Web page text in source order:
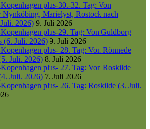
plus-30.-32. Tag: Von
Nynköbing, Marielyst, Rostock nach
2026) 9. Juli 2026
plus-29. Tag: Von Guldborg
(6. Juli. 2026) 9. Juli 2026
plus- 28. Tag: Von Rönnede
Juli. 2026) 8. Juli 2026
plus- 27. Tag: Von Roskilde
Juli. 2026) 7. Juli 2026
plus- 26. Tag: Roskilde (3. Juli.